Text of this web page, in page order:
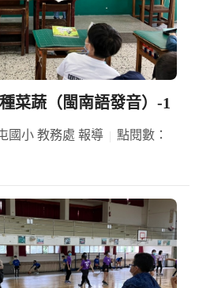
菜蔬（閩南語發音）-1
國小 教務處 報導
點閱數：